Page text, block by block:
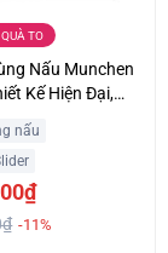
TO
Nấu Munchen
Kế Hiện Đại,
nấu
-11%